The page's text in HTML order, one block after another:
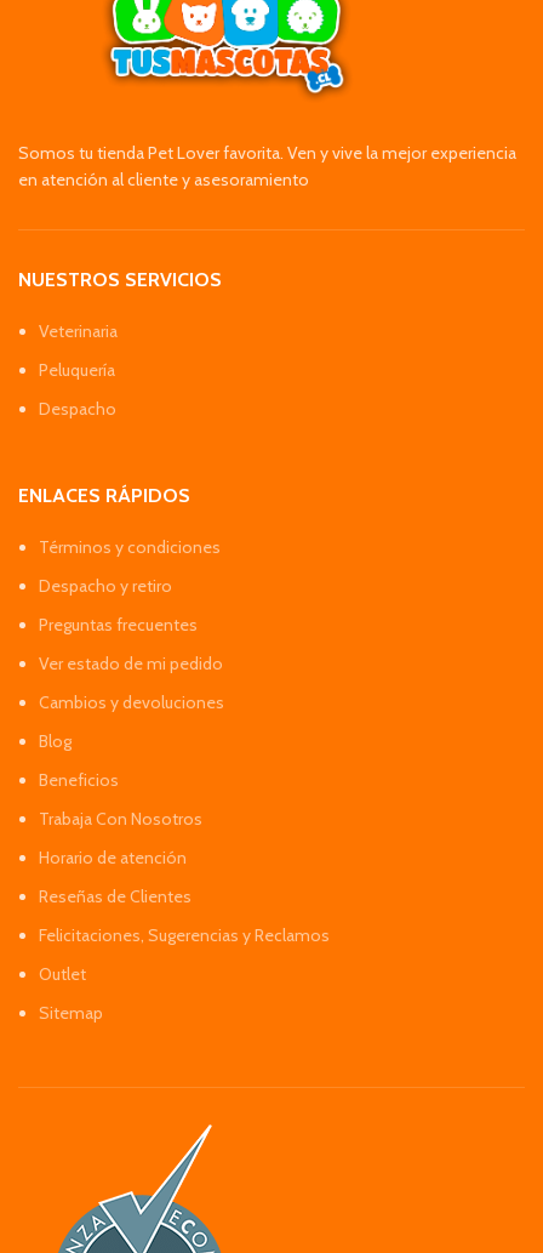
Somos tu tienda Pet Lover favorita. Ven y vive la mejor experiencia
en atención al cliente y asesoramiento
NUESTROS SERVICIOS
Veterinaria
Peluquería
Despacho
ENLACES RÁPIDOS
Términos y condiciones
Despacho y retiro
Preguntas frecuentes
Ver estado de mi pedido
Cambios y devoluciones
Blog
Beneficios
Trabaja Con Nosotros
Horario de atención
Reseñas de Clientes
Felicitaciones, Sugerencias y Reclamos
Outlet
Sitemap